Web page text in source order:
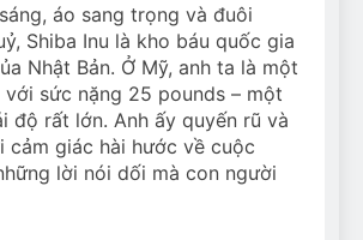
áo sang trọng và đuôi
Shiba Inu là kho báu quốc gia
Nhật Bản. Ở Mỹ, anh ta là một
với sức nặng 25 pounds – một
độ rất lớn. Anh ấy quyến rũ và
cảm giác hài hước về cuộc
lời nói dối mà con người